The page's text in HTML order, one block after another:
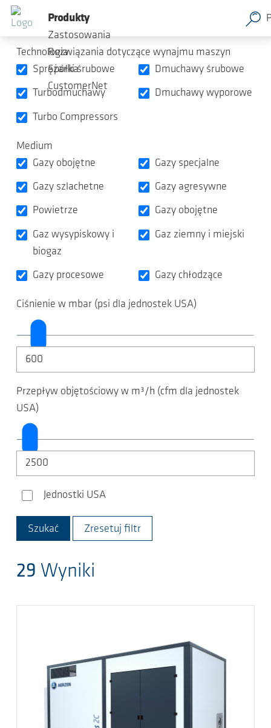
Przejdź do głównej zawartości
Produkty
Zastosowania
Rozwiązania dotyczące wynajmu maszyn
Spółka
CustomerNet
Przegląd produktów
Technologia
Sprężarki śrubowe
Dmuchawy śrubowe
Turbodmuchawy Dmuchawy wyporowe
Turbo Compressors
Medium
Gazy obojętne
Gazy specjalne
Gazy szlachetne Gazy agresywne
Powietrze Gazy obojętne
Gaz wysypiskowy i
biogaz
Gaz ziemny i miejski
Gazy procesowe Gazy chłodzące
Ciśnienie w mbar (psi dla jednostek USA)
Przepływ objętościowy w m³/h (cfm dla jednostek
USA)
Jednostki USA
Jednostki USA
Zresetuj filtr
29 Wyniki